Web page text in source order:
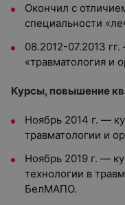
Окончил с
специальности
08.2012-07.2013
«травматология и
Курсы, повышение
Ноябрь 2014 г. —
травматологии и
Ноябрь 2019 г. —
технологии в
БелМАПО.